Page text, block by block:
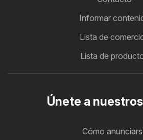
Informar
Lista de
Lista de
Únete a
Cómo